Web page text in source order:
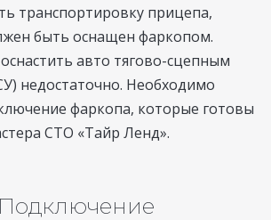
транспортировку прицепа,
быть оснащен фаркопом.
авто тягово-сцепным
недостаточно. Необходимо
фаркопа, которые готовы
СТО «Тайр Ленд».